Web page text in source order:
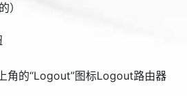
）
角的“Logout”图标Logout路由器